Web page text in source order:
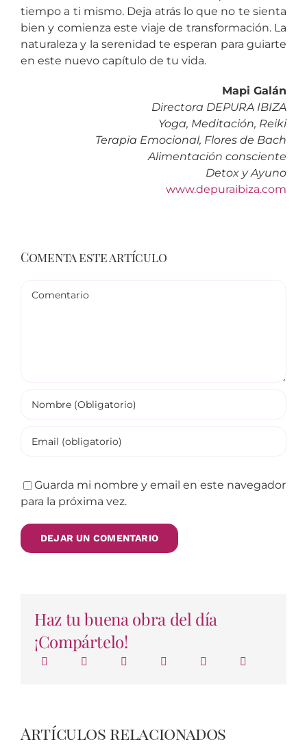
tiempo a ti mismo. Deja atrás lo que no te sienta
bien y comienza este viaje de transformación. La
naturaleza y la serenidad te esperan para guiarte
en este nuevo capítulo de tu vida.
Mapi Galán
Directora DEPURA IBIZA
Yoga, Meditación, Reiki
Terapia Emocional, Flores de Bach
Alimentación consciente
Detox y Ayuno
www.depuraibiza.com
Comenta este artículo
Guarda mi nombre y email en este navegador
para la próxima vez.
Haz tu buena obra del día
¡Compártelo!
Artículos relacionados